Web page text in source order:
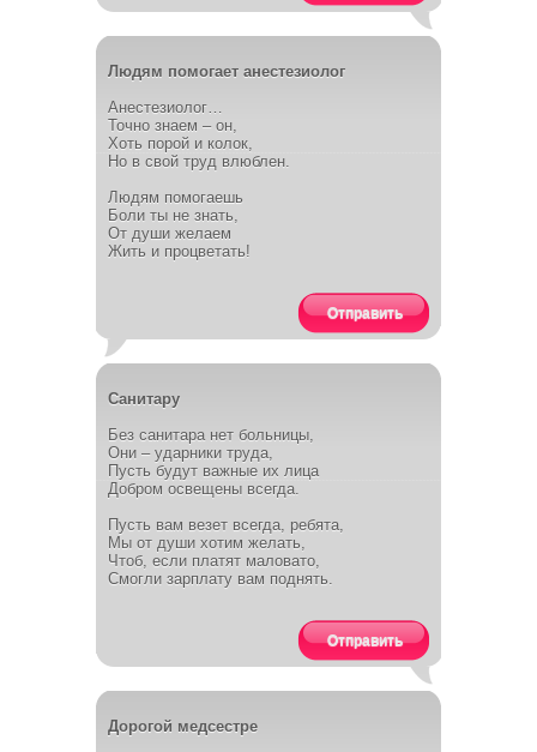
Людям помогает анестезиолог
Анестезиолог…
Точно знаем – он,
Хоть порой и колок,
Но в свой труд влюблен.
Людям помогаешь
Боли ты не знать,
От души желаем
Жить и процветать!
Отправить
Санитару
Без санитара нет больницы,
Они – ударники труда,
Пусть будут важные их лица
Добром освещены всегда.
Пусть вам везет всегда, ребята,
Мы от души хотим желать,
Чтоб, если платят маловато,
Смогли зарплату вам поднять.
Отправить
Дорогой медсестре